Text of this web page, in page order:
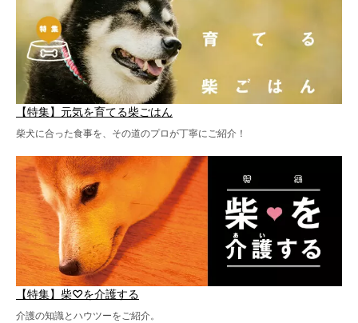
【特集】元気を育てる柴ごはん
柴犬に合った食事を、その道のプロが丁寧にご紹介！
【特集】柴♡を介護する
介護の知識とハウツーをご紹介。